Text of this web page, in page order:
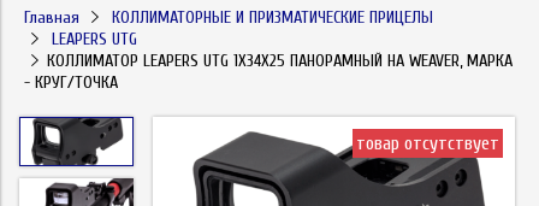
Главная
КОЛЛИМАТОРНЫЕ И ПРИЗМАТИЧЕСКИЕ ПРИЦЕЛЫ
LEAPERS UTG
КОЛЛИМАТОР LEAPERS UTG 1Х34Х25 ПАНОРАМНЫЙ НА WEAVER, МАРКА
- КРУГ/ТОЧКА
товар отсутствует